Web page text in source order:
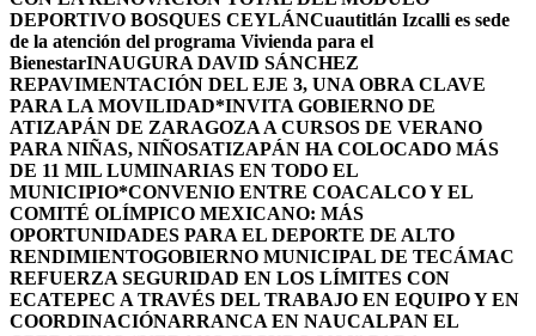
DEPORTIVO BOSQUES CEYLÁNCuautitlán Izcalli es sede
de la atención del programa Vivienda para el
BienestarINAUGURA DAVID SÁNCHEZ
REPAVIMENTACIÓN DEL EJE 3, UNA OBRA CLAVE
PARA LA MOVILIDAD*INVITA GOBIERNO DE
ATIZAPÁN DE ZARAGOZA A CURSOS DE VERANO
PARA NIÑAS, NIÑOSATIZAPÁN HA COLOCADO MÁS
DE 11 MIL LUMINARIAS EN TODO EL
MUNICIPIO*CONVENIO ENTRE COACALCO Y EL
COMITÉ OLÍMPICO MEXICANO: MÁS
OPORTUNIDADES PARA EL DEPORTE DE ALTO
RENDIMIENTOGOBIERNO MUNICIPAL DE TECÁMAC
REFUERZA SEGURIDAD EN LOS LÍMITES CON
ECATEPEC A TRAVÉS DEL TRABAJO EN EQUIPO Y EN
COORDINACIÓNARRANCA EN NAUCALPAN EL